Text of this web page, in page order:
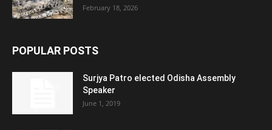
February 18, 2026
POPULAR POSTS
Surjya Patro elected Odisha Assembly
Speaker
June 1, 2019